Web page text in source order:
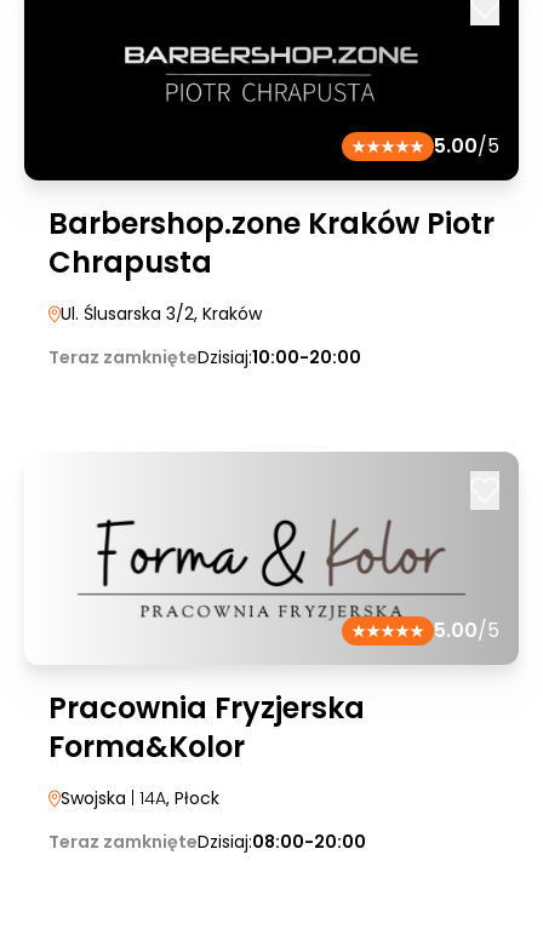
5.00/5
Barbershop.zone Kraków Piotr
Chrapusta
Ul. Ślusarska 3/2, Kraków
Teraz zamknięteDzisiaj:10:00-20:00
5.00/5
Pracownia Fryzjerska
Forma&Kolor
Swojska | 14A, Płock
Teraz zamknięteDzisiaj:08:00-20:00